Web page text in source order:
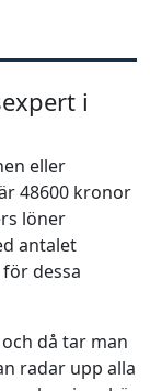
i
eller
48600 kronor
löner
antalet
dessa
då tar man
radar upp alla